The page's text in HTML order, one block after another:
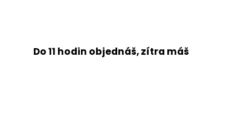
Do 11 hodin objednáš, zítra máš